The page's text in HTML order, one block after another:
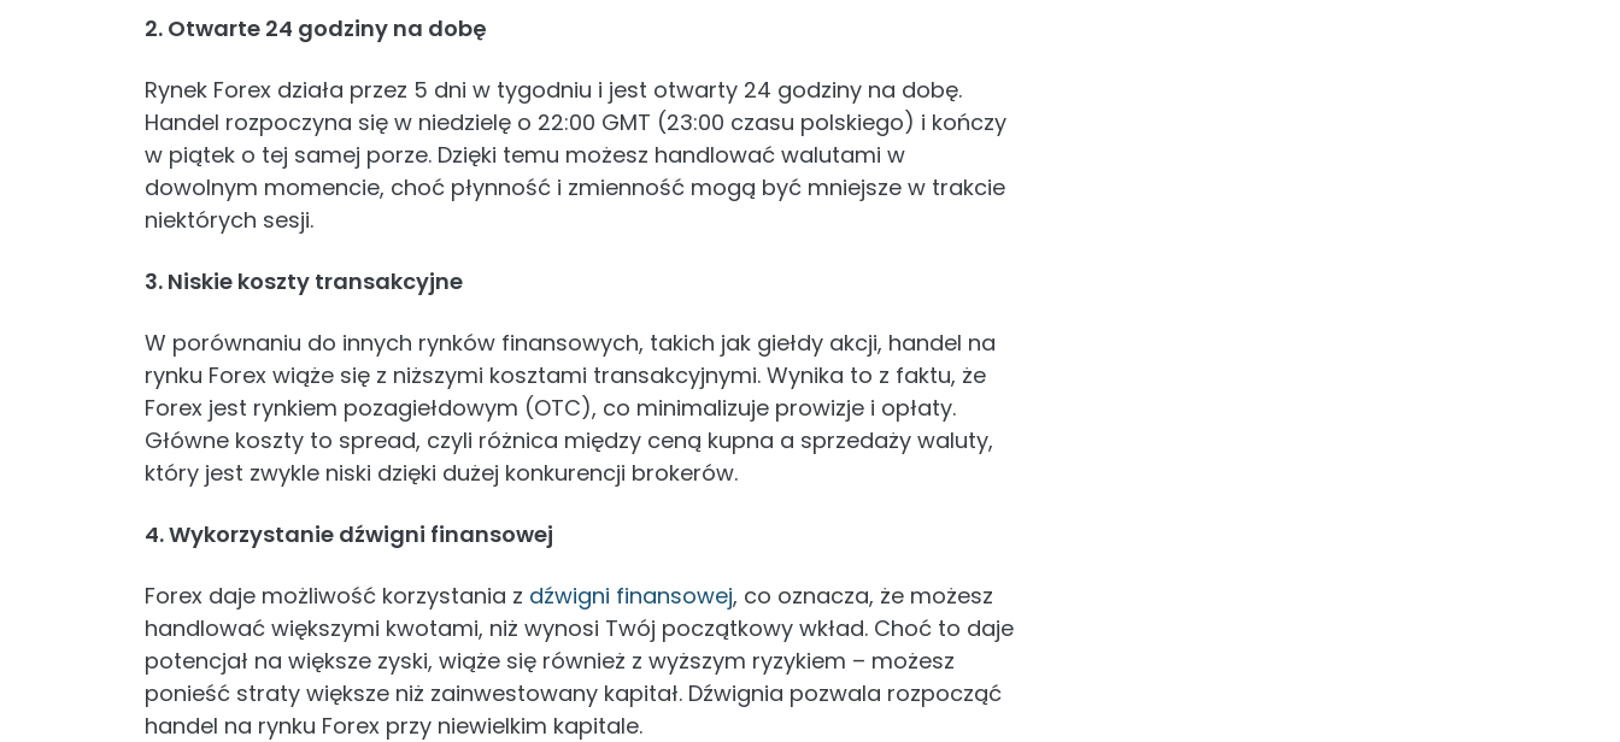
2. Otwarte 24 godziny na dobę
Rynek Forex działa przez 5 dni w tygodniu i jest otwarty 24 godziny na dobę.
Handel rozpoczyna się w niedzielę o 22:00 GMT (23:00 czasu polskiego) i kończy
w piątek o tej samej porze. Dzięki temu możesz handlować walutami w
dowolnym momencie, choć płynność i zmienność mogą być mniejsze w trakcie
niektórych sesji.
3. Niskie koszty transakcyjne
W porównaniu do innych rynków finansowych, takich jak giełdy akcji, handel na
rynku Forex wiąże się z niższymi kosztami transakcyjnymi. Wynika to z faktu, że
Forex jest rynkiem pozagiełdowym (OTC), co minimalizuje prowizje i opłaty.
Główne koszty to spread, czyli różnica między ceną kupna a sprzedaży waluty,
który jest zwykle niski dzięki dużej konkurencji brokerów.
4. Wykorzystanie dźwigni finansowej
Forex daje możliwość korzystania z dźwigni finansowej, co oznacza, że możesz
handlować większymi kwotami, niż wynosi Twój początkowy wkład. Choć to daje
potencjał na większe zyski, wiąże się również z wyższym ryzykiem – możesz
ponieść straty większe niż zainwestowany kapitał. Dźwignia pozwala rozpocząć
handel na rynku Forex przy niewielkim kapitale.